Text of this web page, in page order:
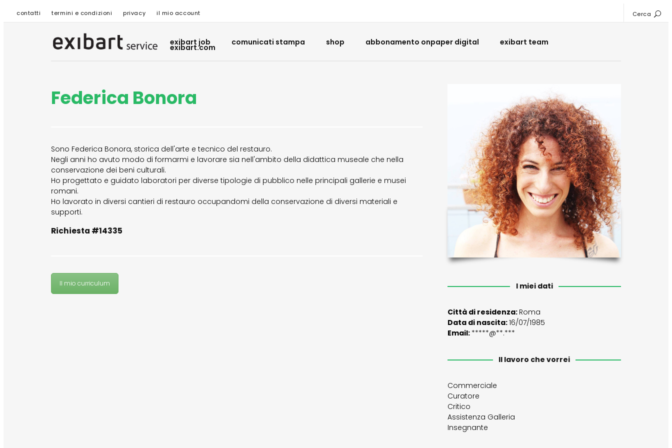
contatti termini e condizioni privacy il mio account Cerca
exibart job comunicati stampa shop abbonamento onpaper digital exibart team
exibart.com
Federica Bonora
Sono Federica Bonora, storica dell'arte e tecnico del restauro.
Negli anni ho avuto modo di formarmi e lavorare sia nell'ambito della didattica museale che nella
conservazione dei beni culturali.
Ho progettato e guidato laboratori per diverse tipologie di pubblico nelle principali gallerie e musei
romani.
Ho lavorato in diversi cantieri di restauro occupandomi della conservazione di diversi materiali e
supporti.
Richiesta #14335
Il mio curriculum I miei dati
Città di residenza: Roma
Data di nascita:16/07/1985
Email: *****@**.***
Il lavoro che vorrei
Commerciale
Curatore
Critico
Assistenza Galleria
Insegnante